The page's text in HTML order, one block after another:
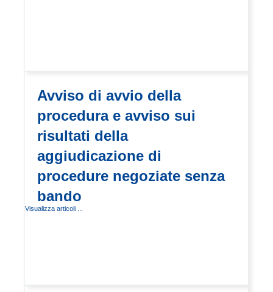
Avviso di avvio della
procedura e avviso sui
risultati della
aggiudicazione di
procedure negoziate senza
bando
Visualizza articoli ...